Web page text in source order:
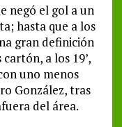
negó el gol a un
hasta que a los
gran definición
a los 19’,
uno menos
González, tras
del área.